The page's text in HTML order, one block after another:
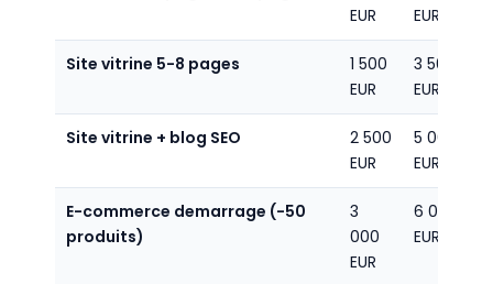
EUR
EUR
Site vitrine 5-8 pages
1 500
EUR
3 500
EUR
Site vitrine + blog SEO
2 500
EUR
5 000
EUR
E-commerce demarrage (-50
produits)
3
000
EUR
6 000
EUR